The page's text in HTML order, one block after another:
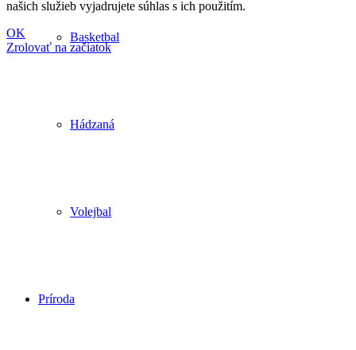
Basketbal
Hádzaná
Volejbal
Príroda
našich služieb vyjadrujete súhlas s ich použitím.
OK
Zrolovať na začiatok